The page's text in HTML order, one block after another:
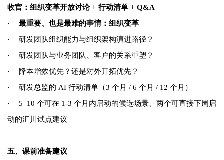
收官：组织变革开放讨论 + 行动清单 + Q&A
·
最重要、也是最难的事情：组织变革
·
研发团队组织能力与组织架构演进路径？
·
研发团队与业务团队、客户的关系重塑？
·
降本增效优先？还是对外开拓优先？
·
研发总监的 AI 行动清单（3 个月 / 6 个月 / 12 个月）
·
5–10 个可在 1-3 个月内启动的候选场景、两个可直接下周启
动的汇川试点建议
五、课前准备建议